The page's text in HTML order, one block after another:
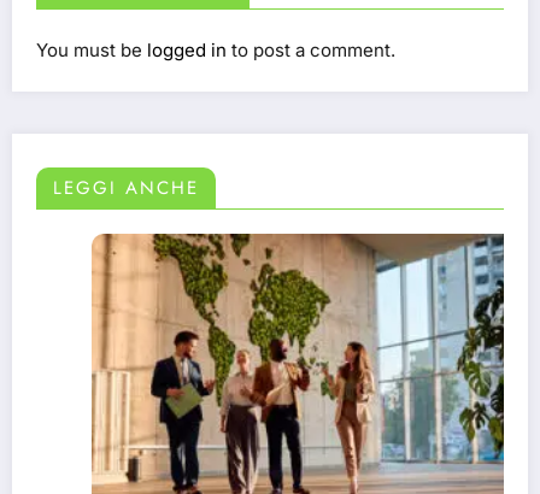
You must be logged in to post a comment.
LEGGI ANCHE